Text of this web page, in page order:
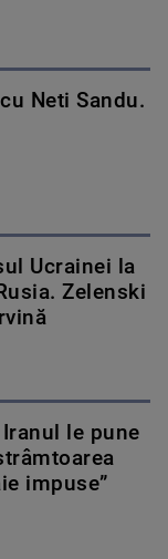
Neti Sandu.
Ucrainei la
Zelenski
le pune
impuse”